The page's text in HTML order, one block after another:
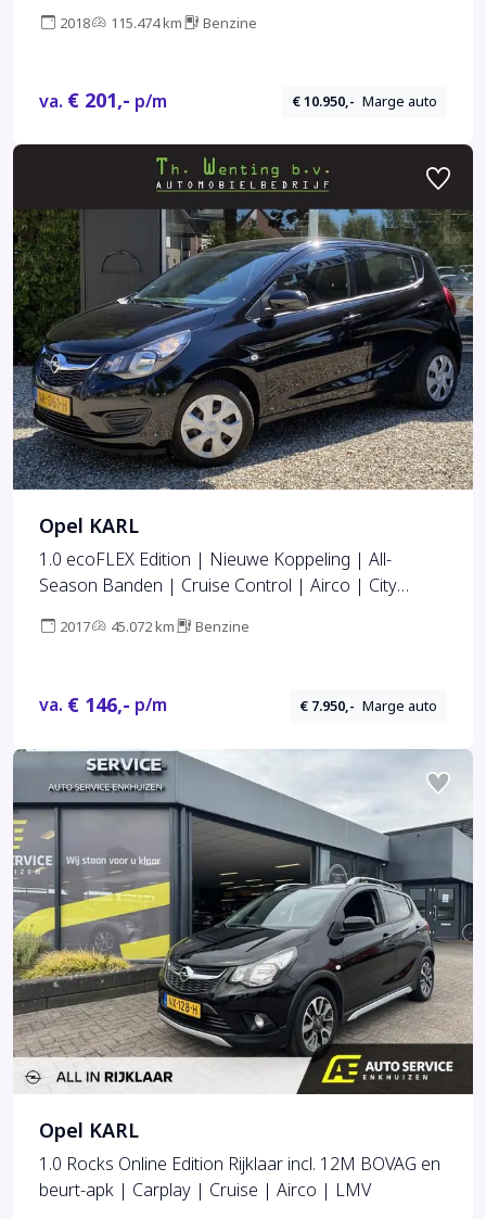
2018 115.474 km Benzine
va. € 201,- p/m € 10.950,- Marge auto
Opel KARL
1.0 ecoFLEX Edition | Nieuwe Koppeling | All-
Season Banden | Cruise Control | Airco | City
2017 45.072 km Benzine
va. € 146,- p/m € 7.950,- Marge auto
Opel KARL
1.0 Rocks Online Edition Rijklaar incl. 12M BOVAG en
beurt-apk | Carplay | Cruise | Airco | LMV